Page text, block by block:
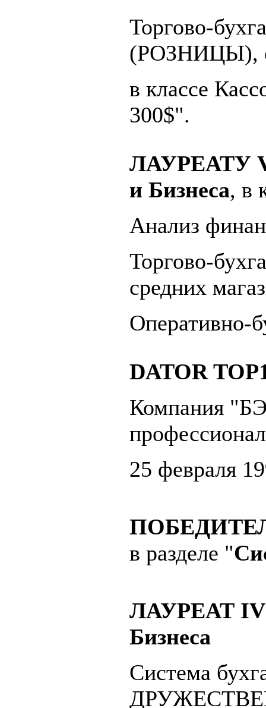
Торгово-
(РОЗНИЦЫ),
в классе
300$".
ЛАУРЕАТУ VI
и Бизнеса, в
Анализ
Торгово-
средних
Оперативно-
DATOR
Компания
25 февраля
в разделе "
ЛАУРЕАТ IV
Бизнеса
Система